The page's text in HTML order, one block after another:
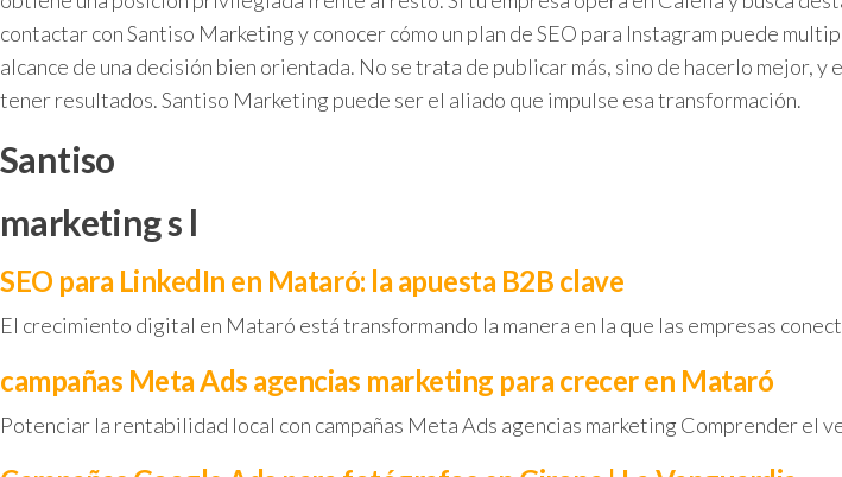
contactar con Santiso Marketing y conocer cómo un plan de SEO para Instagram puede
alcance de una decisión bien orientada. No se trata de publicar más, sino de hacerlo mejor,
tener resultados. Santiso Marketing puede ser el aliado que impulse esa transformación.
Santiso
marketing s l
SEO para LinkedIn en Mataró: la apuesta B2B clave
El crecimiento digital en Mataró está transformando la manera en la que las empresas
campañas Meta Ads agencias marketing para crecer en Mataró
Potenciar la rentabilidad local con campañas Meta Ads agencias marketing Comprender el